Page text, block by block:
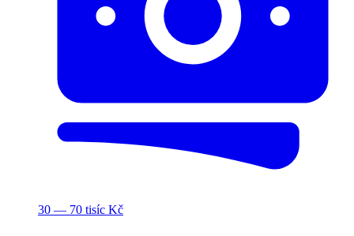
30 — 70 tisíc Kč